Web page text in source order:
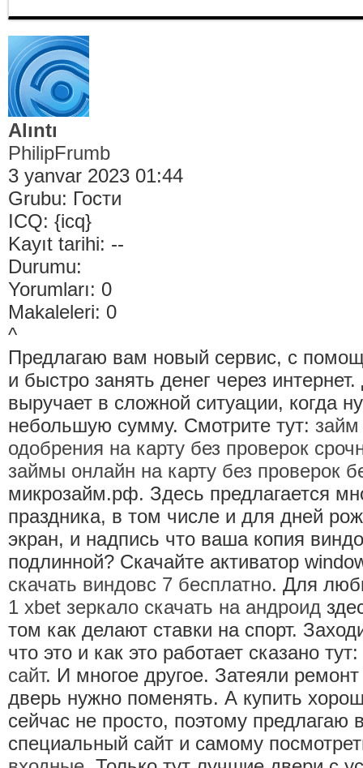
Alıntı
PhilipFrumb
3 yanvar 2023 01:44
Grubu: Гости
ICQ: {icq}
Kayıt tarihi: --
Durumu:
Yorumları: 0
Makaleleri: 0
^
Предлагаю вам новый сервис, с
и быстро занять денег через
выручает в сложной ситуации, когда
небольшую сумму. Смотрите тут: займ
одобрения на карту без проверок
займы онлайн на карту без проверок
микрозайм.рф. Здесь предлагается
праздника, в том числе и для дней
экран, и надпись что ваша копия
подлинной? Скачайте активатор
скачать виндовс 7 бесплатно. Для
1 xbet зеркало скачать на андроид
том как делают ставки на спорт.
что это и как это работает сказано тут:
сайт. И многое другое. Затеяли
дверь нужно поменять. А купить
сейчас не просто, поэтому предлагаю
специальный сайт и самому